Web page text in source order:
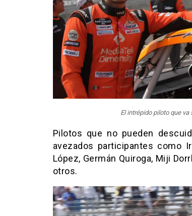
El intrépido piloto que
Pilotos que no pueden
avezados participantes como
López, Germán Quiroga, Miji
otros.